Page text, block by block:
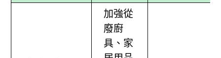
加強從
廢廚
具、家